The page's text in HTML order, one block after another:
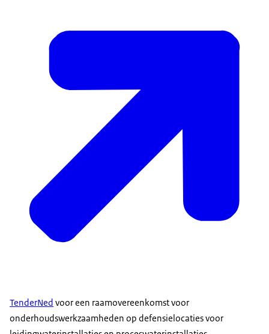
TenderNed voor een raamovereenkomst voor
onderhoudswerkzaamheden op defensielocaties voor